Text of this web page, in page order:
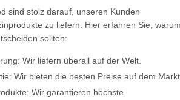
sind stolz darauf, unseren Kunden
zu liefern. Hier erfahren Sie,
sollten:
Wir liefern überall auf der Welt.
Wir bieten die besten Preise auf dem
Wir garantieren höchste